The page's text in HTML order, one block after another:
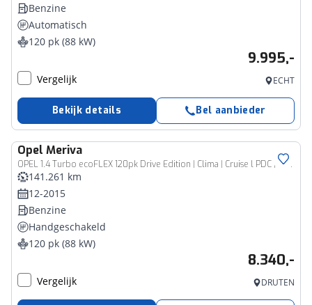
Benzine
Automatisch
120 pk (88 kW)
9.995,-
Vergelijk ECHT
Bekijk details Bel aanbieder
Opel Meriva
OPEL 1.4 Turbo ecoFLEX 120pk Drive Edition | Clima | Cruise l PDC | Stoelverwarming
141.261 km
12-2015
Benzine
Handgeschakeld
120 pk (88 kW)
8.340,-
Vergelijk DRUTEN